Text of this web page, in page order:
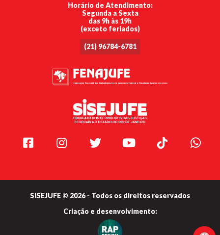
Horário de Atendimento:
Segunda a Sexta
das 9h às 19h
(exceto feriados)
(21) 96784-6781
Facebook Instagram Twitter Youtube TikTok
SISEJUFE © 2026 - Todos os direitos reservados
Criação e desenvolvimento: